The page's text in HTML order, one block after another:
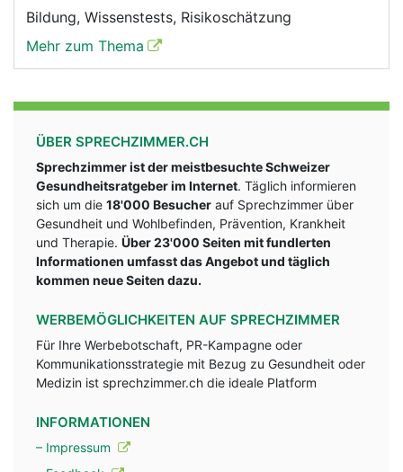
Bildung, Wissenstests, Risikoschätzung
Mehr zum Thema
ÜBER SPRECHZIMMER.CH
Sprechzimmer ist der meistbesuchte Schweizer
Gesundheitsratgeber im Internet. Täglich informieren
sich um die 18'000 Besucher auf Sprechzimmer über
Gesundheit und Wohlbefinden, Prävention, Krankheit
und Therapie. Über 23'000 Seiten mit fundlerten
Informationen umfasst das Angebot und täglich
kommen neue Seiten dazu.
WERBEMÖGLICHKEITEN AUF SPRECHZIMMER
Für Ihre Werbebotschaft, PR-Kampagne oder
Kommunikationsstrategie mit Bezug zu Gesundheit oder
Medizin ist sprechzimmer.ch die ideale Platform
INFORMATIONEN
– Impressum